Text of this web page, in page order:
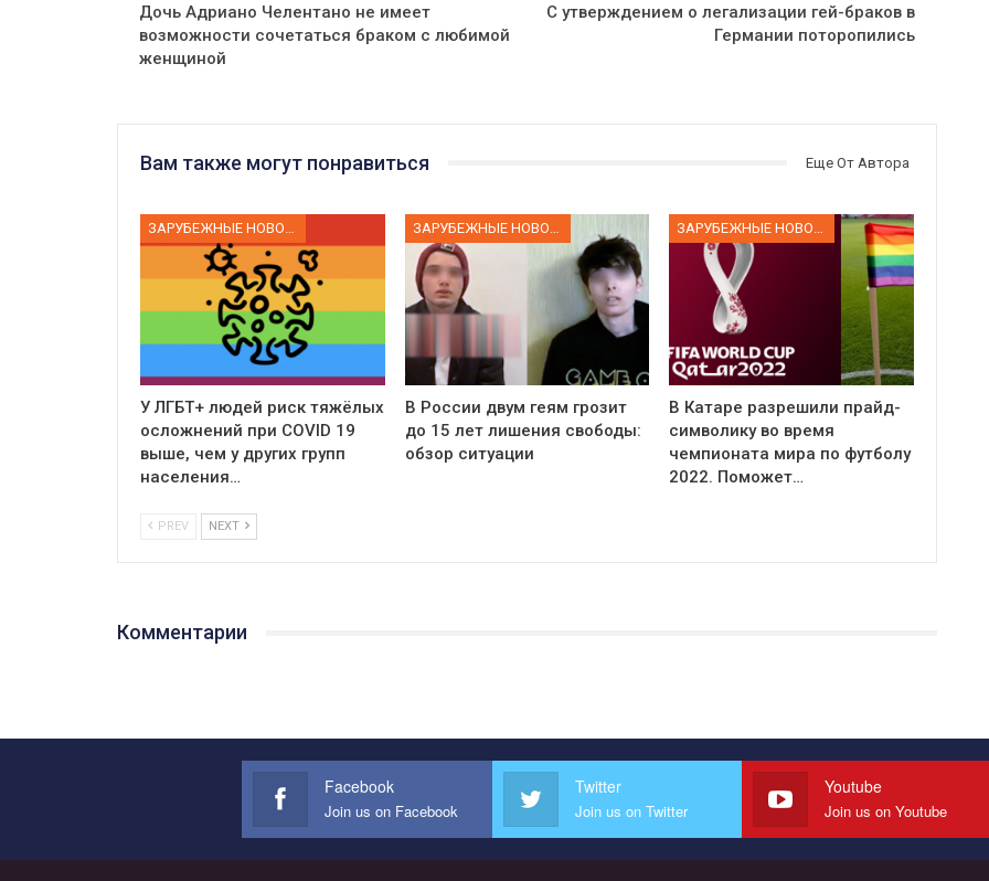
Дочь Адриано Челентано не имеет
возможности сочетаться браком с любимой
женщиной
С утверждением о легализации гей-браков в
Германии поторопились
Вам также могут понравиться Еще От Автора
ЗАРУБЕЖНЫЕ НОВОСТИ
У ЛГБТ+ людей риск тяжёлых
осложнений при COVID 19
выше, чем у других групп
населения…
ЗАРУБЕЖНЫЕ НОВОСТИ
В России двум геям грозит
до 15 лет лишения свободы:
обзор ситуации
ЗАРУБЕЖНЫЕ НОВОСТИ
В Катаре разрешили прайд-
символику во время
чемпионата мира по футболу
2022. Поможет…
PREV NEXT
Комментарии
Facebook
Join us on Facebook
Twitter
Join us on Twitter
Youtube
Join us on Youtube